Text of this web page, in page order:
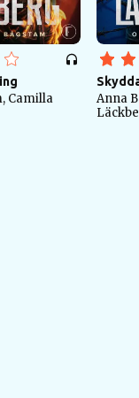
Camilla
Anna